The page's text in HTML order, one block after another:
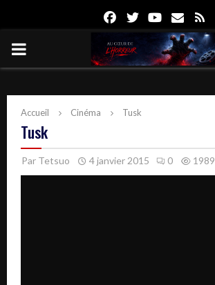
FacebookTwitterYoutube
Email
PRIMARY
Accueil Cinéma Tusk
Tusk
Par Tetsuo 4 janvier 2015 0 1989